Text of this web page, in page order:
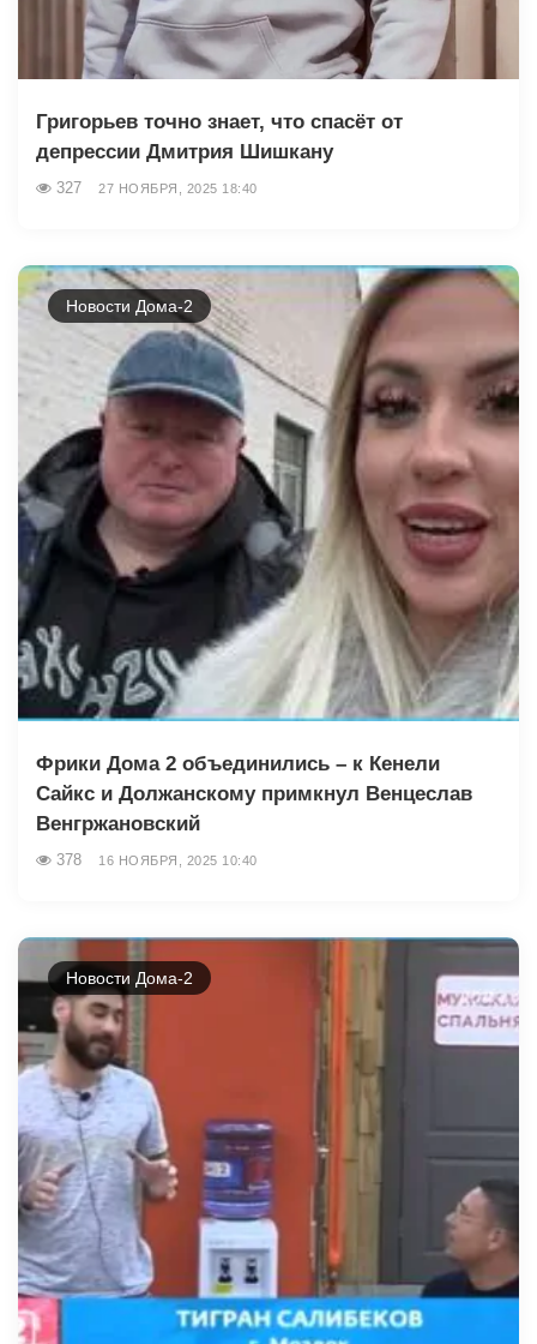
Григорьев точно знает, что спасёт от
депрессии Дмитрия Шишкану
327 27 НОЯБРЯ, 2025 18:40
Новости Дома-2
Фрики Дома 2 объединились – к Кенели
Сайкс и Должанскому примкнул Венцеслав
Венгржановский
378 16 НОЯБРЯ, 2025 10:40
Новости Дома-2